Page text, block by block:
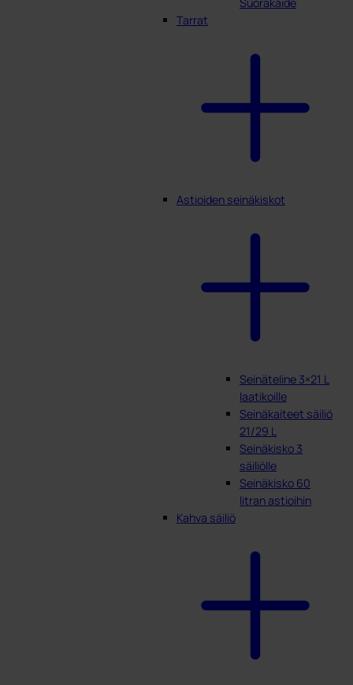
Suorakaide
Tarrat
Astioiden seinäkiskot
Seinäteline 3×21 L
laatikoille
Seinäkaiteet säiliö
21/29 L
Seinäkisko 3
säiliölle
Seinäkisko 60
litran astioihin
Kahva säiliö